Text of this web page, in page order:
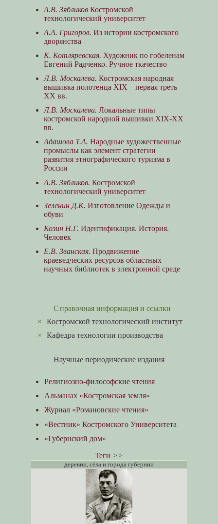
А.В. ЗябликовКостромской
технологический университет
А.А. Григоров. Из истории костромского
дворянства
К. Котляревская. Художник по гобеленам
Евгений Радченко. Ручное ткачество
Л.В. Москалева. Костромская народная
вышивка полотенца ХIХ – первая треть
ХХ вв.
Л.В. Москалева. Локальные типы
костромской народной вышивки ХIХ-ХХ
вв.
Адашова Т.А. Народные художественные
промыслы как элемент стратегии
развития этнографического туризма в
России
А.В. Зябликов. Костромской
технологический университет
Зеленин Д.К. Изготовление Одежды и
обуви
Козин Н.Г. Идентификация. История.
Человек
Е.В. Званская. Продвижение
краеведческих ресурсов областных
научных библиотек в электронной среде
Справочная информация и ссылки
×Костромской технологический институт
×Кафедра технологии производства
Научные периодические издания
Религиозно-философские чтения
Альманах «Костромская земля»
Журнал «Романовские чтения»
«Вестник» Костромского Университета
«Губернский дом»
Теги >>
деревни, сёла и города губернии